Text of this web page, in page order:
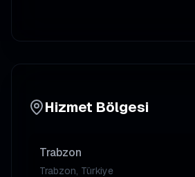
Hizmet Bölgesi
Trabzon
Trabzon, Türkiye